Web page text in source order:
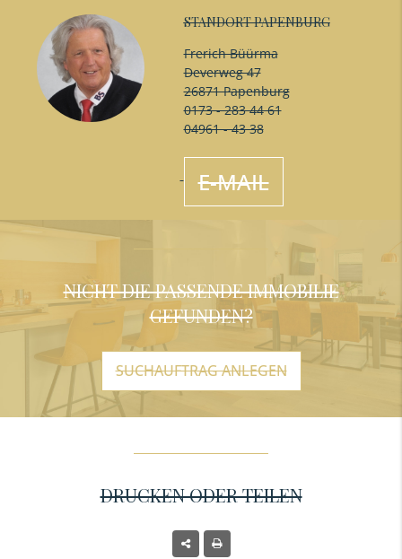
STANDORT PAPENBURG
Frerich Büürma
Deverweg 47
26871 Papenburg
0173 - 283 44 61
04961 - 43 38
E-MAIL
NICHT DIE PASSENDE IMMOBILIE
GEFUNDEN?
SUCHAUFTRAG ANLEGEN
DRUCKEN ODER TEILEN